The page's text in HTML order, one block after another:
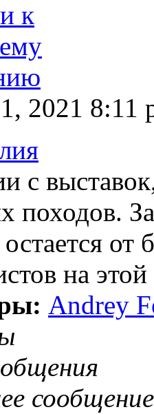
2021 8:11
с
походов.
от
на
Andrey
сообщение